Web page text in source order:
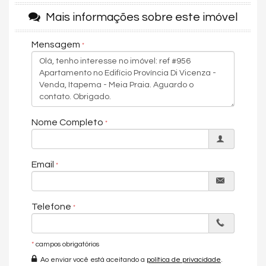
- Living
- Área de serviço
ÁREA DE LAZER:
Mobiliada, decorada e equipada.
- Piscinas adulto e infantil
- Sala de jogos infantil
- Academia
Mais informações sobre este imóvel
Mensagem
Nome Completo
Email
Telefone
* campos obrigatórios
Ao enviar você está aceitando a política de privacidade.